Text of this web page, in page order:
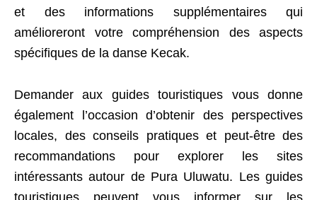
et des informations supplémentaires qui
amélioreront votre compréhension des aspects
spécifiques de la danse Kecak.
Demander aux guides touristiques vous donne
également l’occasion d’obtenir des perspectives
locales, des conseils pratiques et peut-être des
recommandations pour explorer les sites
intéressants autour de Pura Uluwatu. Les guides